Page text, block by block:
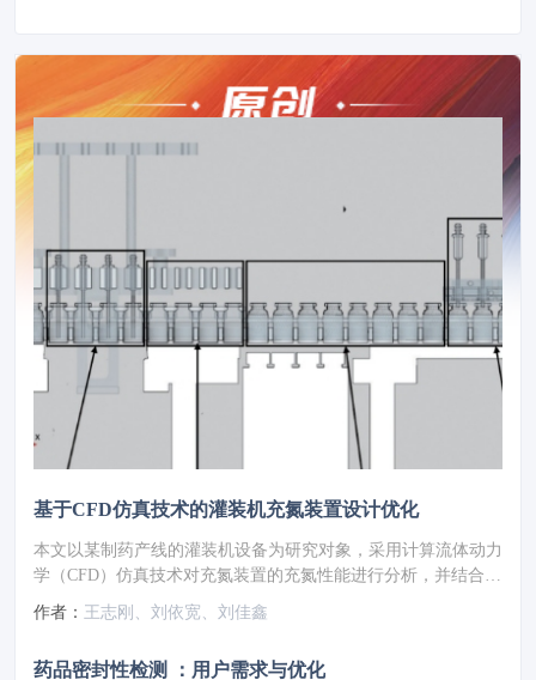
基于CFD仿真技术的灌装机充氮装置设计优化
本文以某制药产线的灌装机设备为研究对象，采用计算流体动力
学（CFD）仿真技术对充氮装置的充氮性能进行分析，并结合分
析结果对氮幕结构进行了优化设计。随后，针对优化方案进行性
能仿真验证，结果显示优化后的顶空残氧量降低至0.252%。为
进行性能测试，测得的顶空残氧量为0.68%，这一结果满足了小
作者： 王志刚、刘依宽、刘佳鑫
药品密封性检测 ：用户需求与优化